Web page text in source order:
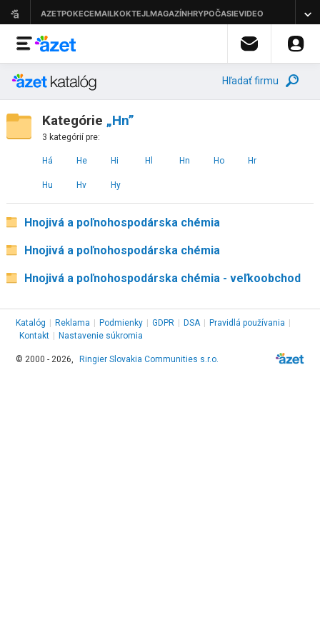
Hľadať firmu
Kategórie „Hn”
3 kategórií pre:
Há He Hi Hl Hn Ho Hr
Hu Hv Hy
Hnojivá a poľnohospodárska chémia
Hnojivá a poľnohospodárska chémia
Hnojivá a poľnohospodárska chémia - veľkoobchod
Katalóg Reklama Podmienky GDPR DSA Pravidlá používania
Kontakt
Nastavenie súkromia
© 2000 - 2026, Ringier Slovakia Communities s.r.o.